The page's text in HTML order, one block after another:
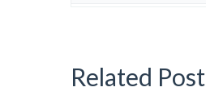
Related Post